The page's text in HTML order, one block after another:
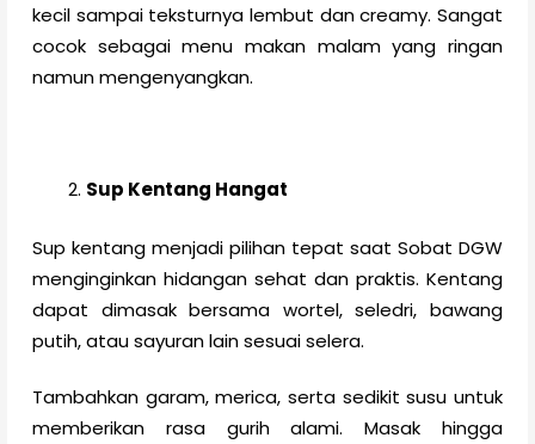
kecil sampai teksturnya lembut dan creamy. Sangat
cocok sebagai menu makan malam yang ringan
namun mengenyangkan.
Sup Kentang Hangat
Sup kentang menjadi pilihan tepat saat Sobat DGW
menginginkan hidangan sehat dan praktis. Kentang
dapat dimasak bersama wortel, seledri, bawang
putih, atau sayuran lain sesuai selera.
Tambahkan garam, merica, serta sedikit susu untuk
memberikan rasa gurih alami. Masak hingga